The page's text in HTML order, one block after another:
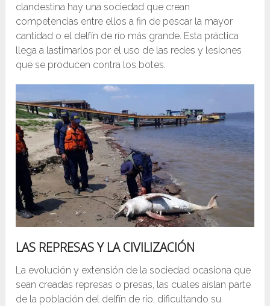
clandestina hay una sociedad que crean
competencias entre ellos a fin de pescar la mayor
cantidad o el delfín de río más grande. Esta práctica
llega a lastimarlos por el uso de las redes y lesiones
que se producen contra los botes.
LAS REPRESAS Y LA CIVILIZACIÓN
La evolución y extensión de la sociedad ocasiona que
sean creadas represas o presas, las cuales aíslan parte
de la población del delfín de río, dificultando su